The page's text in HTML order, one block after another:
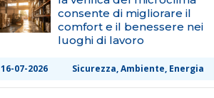
consente di migliorare il
comfort e il benessere nei
luoghi di lavoro
16-07-2026 Sicurezza, Ambiente, Energia